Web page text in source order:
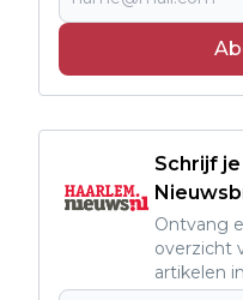
Schrijf
Ontvang
overzicht
artikelen